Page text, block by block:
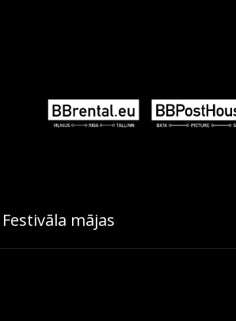
Festivāla mājas